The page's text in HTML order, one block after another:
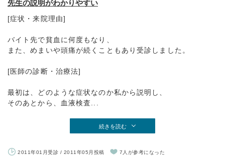
先生の説明がわかりやすい
[症状・来院理由]
バイト先で貧血に何度もなり、
また、めまいや頭痛が続くこともあり受診しました。
[医師の診断・治療法]
最初は、どのような症状なのか私から説明し、
そのあとから、血液検査...
続きを読む
2011年01月受診 / 2011年05月投稿 7人が参考になった